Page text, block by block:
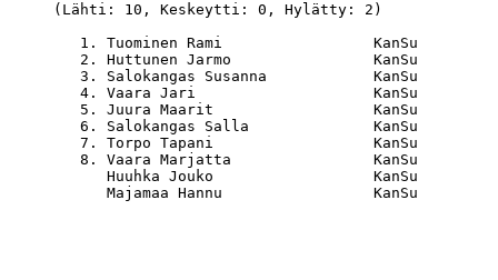
(Lähti: 10, Keskeytti: 0, Hylätty: 2)
1. Tuominen Rami                 KanSu
2. Huttunen Jarmo                KanSu
3. Salokangas Susanna            KanSu
4. Vaara Jari                    KanSu
5. Juura Maarit                  KanSu
6. Salokangas Salla              KanSu
7. Torpo Tapani                  KanSu
8. Vaara Marjatta                KanSu
Huuhka Jouko                  KanSu